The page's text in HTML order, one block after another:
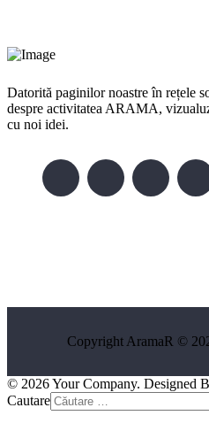
Datorită paginilor noastre în rețele
despre activitatea ARAMA,
cu noi idei.
Copyright AramaR ©
© 2026 Your Company. Designed
Cautare